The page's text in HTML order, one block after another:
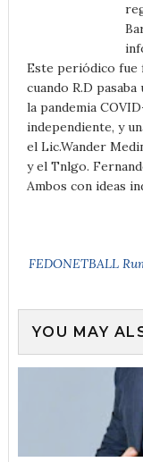
Este periódico fue
cuando R.D
la pandemia
independiente, y
el Lic.Wander
y el Tnlgo.
Ambos con ideas
FEDONETBALL
YOU MAY